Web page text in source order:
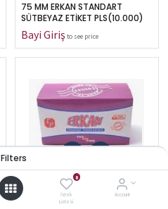
Filters
0
İstek
Listesi
Account
75 MM ERKAN STANDART
SÜTBEYAZ ETİKET PLS(10.000)
to see price
10 MM ERKAN STANDART MAVİ
ETİKET PLS(10.000)